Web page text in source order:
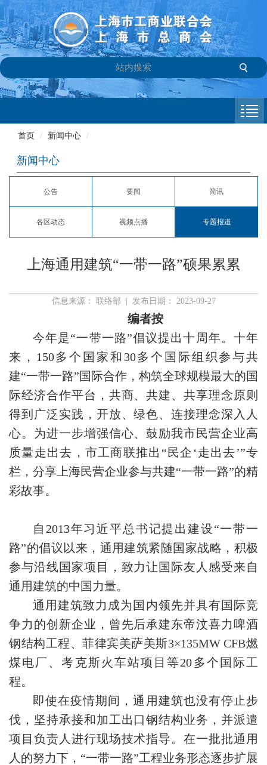
会员专栏
参政议政
信息库
联系我们
首页 / 新闻中心 /
新闻中心
公告 要闻 简讯
各区动态 视频点播 专题报道
上海通用建筑“一带一路”硕果累累
信息来源： 联络部 | 发布日期： 2023-09-27
编者按
今年是“一带一路”倡议提出十周年。十年
来，150多个国家和30多个国际组织参与共
建“一带一路”国际合作，构筑全球规模最大的国
际经济合作平台，共商、共建、共享理念原则
得到广泛实践，开放、绿色、连接理念深入人
心。为进一步增强信心、鼓励我市民营企业高
质量走出去，市工商联推出“民企‘走出去’”专
栏，分享上海民营企业参与共建“一带一路”的精
彩故事。
自2013年习近平总书记提出建设“一带一
路”的倡议以来，通用建筑紧随国家战略，积极
参与沿线国家项目，致力让国际友人感受来自
通用建筑的中国力量。
通用建筑致力成为国内领先并具有国际竞
争力的创新企业，曾先后承建东帝汶喜力啤酒
钢结构工程、菲律宾美萨美斯3×135MW CFB燃
煤电厂、考克斯火车站项目等20多个国际工
程。
即使在疫情期间，通用建筑也没有停止步
伐，坚持承接和加工出口钢结构业务，并派遣
项目负责人进行现场技术指导。在一批批通用
人的努力下，“一带一路”工程业务形态逐步扩展